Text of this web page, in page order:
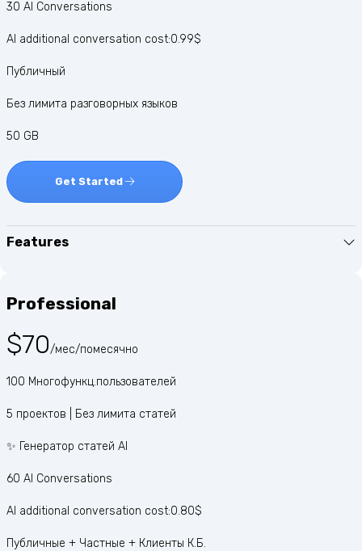
30 AI Conversations
AI additional conversation cost:0.99$
Публичный
Без лимита разговорных языков
50 GB
Get Started
Features
Professional
$70/мес/помесячно
100 Многофункц.пользователей
5 проектов | Без лимита статей
✨ Генератор статей AI
60 AI Conversations
AI additional conversation cost:0.80$
Публичные + Частные + Клиенты К.Б.